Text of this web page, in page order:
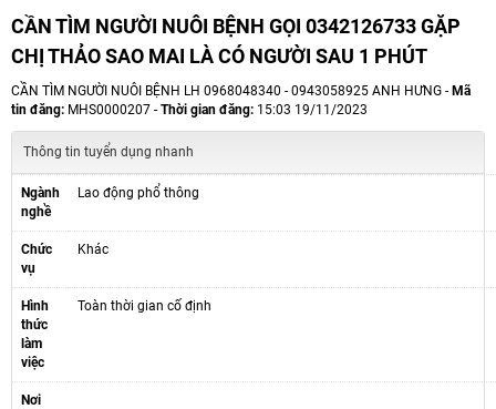
CẦN TÌM NGƯỜI NUÔI BỆNH GỌI 0342126733 GẶP
CHỊ THẢO SAO MAI LÀ CÓ NGƯỜI SAU 1 PHÚT
CẦN TÌM NGƯỜI NUÔI BỆNH LH 0968048340 - 0943058925 ANH HƯNG - Mã
tin đăng: MHS0000207 - Thời gian đăng: 15:03 19/11/2023
Thông tin tuyển dụng nhanh
Ngành
nghề
Lao động phổ thông
Chức
vụ
Khác
Hình
thức
làm
việc
Toàn thời gian cố định
Nơi